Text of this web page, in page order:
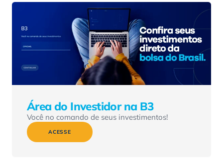
Área do Investidor na B3
Você no comando de seus investimentos!
ACESSE